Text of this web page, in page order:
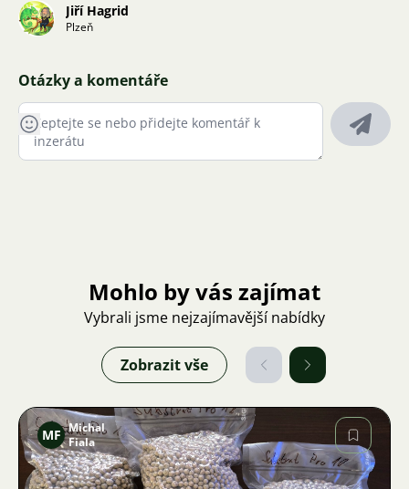
Jiří Hagrid
Plzeň
Otázky a komentáře
Mohlo by vás zajímat
Vybrali jsme nejzajímavější nabídky
Zobrazit vše
MF Michal
Fiala